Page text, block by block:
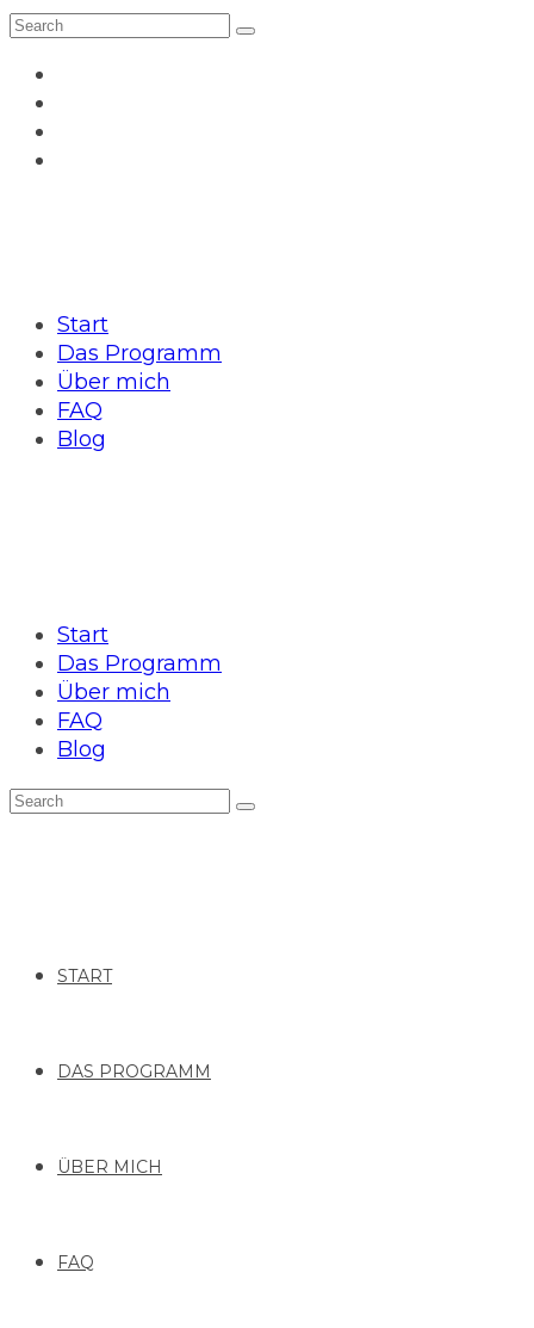
Start
Das Programm
Über mich
FAQ
Blog
Start
Das Programm
Über mich
FAQ
Blog
START
DAS PROGRAMM
ÜBER MICH
FAQ